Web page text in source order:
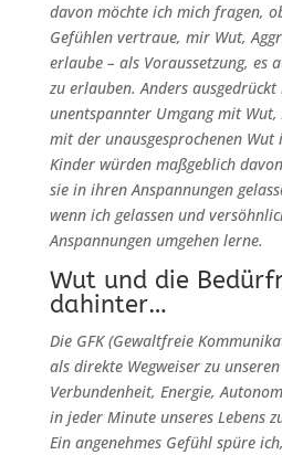
davon möchte ich mich fragen,
Gefühlen vertraue, mir Wut,
erlaube – als Voraussetzung, es
zu erlauben. Anders
unentspannter Umgang mit Wut,
mit der unausgesprochenen
Kinder würden maßgeblich
sie in ihren Anspannungen
wenn ich gelassen und
Anspannungen umgehen lerne.
Wut und die
dahinter…
Die GFK (Gewaltfreie
als direkte Wegweiser zu
Verbundenheit, Energie,
in jeder Minute unseres Lebens
Ein angenehmes Gefühl spüre